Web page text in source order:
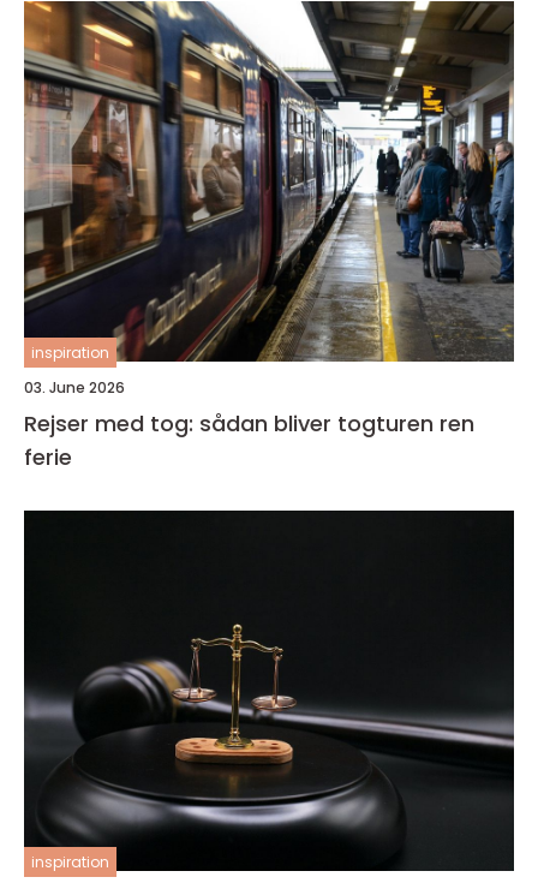
inspiration
03. June 2026
Rejser med tog: sådan bliver togturen ren
ferie
inspiration